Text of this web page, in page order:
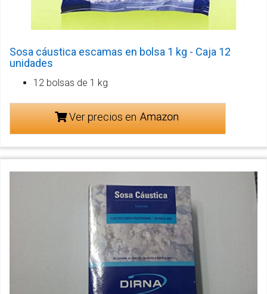
Sosa cáustica escamas en bolsa 1 kg - Caja 12
unidades
12 bolsas de 1 kg
Ver precios en